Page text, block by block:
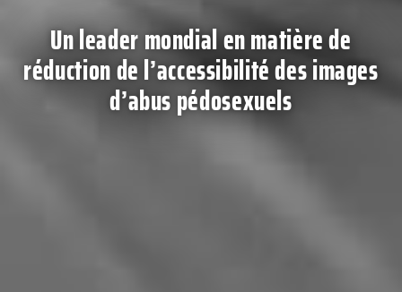
Un leader mondial en matière de
réduction de l’accessibilité des images
d’abus pédosexuels